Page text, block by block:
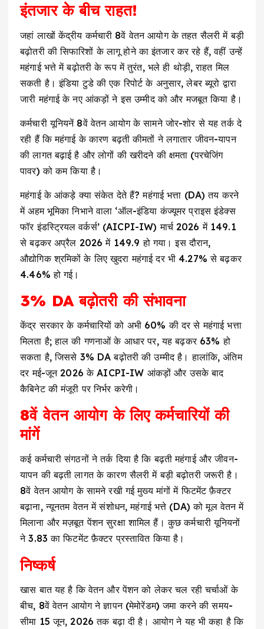
इंतजार के बीच राहत!
जहां लाखों केंद्रीय कर्मचारी 8वें वेतन आयोग के तहत सैलरी में बड़ी
बढ़ोतरी की सिफारिशों के लागू होने का इंतजार कर रहे हैं, वहीं उन्हें
महंगाई भत्ते में बढ़ोतरी के रूप में तुरंत, भले ही थोड़ी, राहत मिल
सकती है। इंडिया टुडे की एक रिपोर्ट के अनुसार, लेबर ब्यूरो द्वारा
जारी महंगाई के नए आंकड़ों ने इस उम्मीद को और मजबूत किया है।
कर्मचारी यूनियनें 8वें वेतन आयोग के सामने जोर-शोर से यह तर्क दे
रही हैं कि महंगाई के कारण बढ़ती कीमतों ने लगातार जीवन-यापन
की लागत बढ़ाई है और लोगों की खरीदने की क्षमता (परचेजिंग
पावर) को कम किया है।
महंगाई के आंकड़े क्या संकेत देते हैं? महंगाई भत्ता (DA) तय करने
में अहम भूमिका निभाने वाला ‘ऑल-इंडिया कंज्यूमर प्राइस इंडेक्स
फॉर इंडस्ट्रियल वर्कर्स’ (AICPI-IW) मार्च 2026 में 149.1
से बढ़कर अप्रैल 2026 में 149.9 हो गया। इस दौरान,
औद्योगिक श्रमिकों के लिए खुदरा महंगाई दर भी 4.27% से बढ़कर
4.46% हो गई।
3% DA बढ़ोतरी की संभावना
केंद्र सरकार के कर्मचारियों को अभी 60% की दर से महंगाई भत्ता
मिलता है; हाल की गणनाओं के आधार पर, यह बढ़कर 63% हो
सकता है, जिससे 3% DA बढ़ोतरी की उम्मीद है। हालांकि, अंतिम
दर मई-जून 2026 के AICPI-IW आंकड़ों और उसके बाद
कैबिनेट की मंजूरी पर निर्भर करेगी।
8वें वेतन आयोग के लिए कर्मचारियों की
मांगें
कई कर्मचारी संगठनों ने तर्क दिया है कि बढ़ती महंगाई और जीवन-
यापन की बढ़ती लागत के कारण सैलरी में बड़ी बढ़ोतरी जरूरी है।
8वें वेतन आयोग के सामने रखी गई मुख्य मांगों में फिटमेंट फ़ैक्टर
बढ़ाना, न्यूनतम वेतन में संशोधन, महंगाई भत्ते (DA) को मूल वेतन में
मिलाना और मज़बूत पेंशन सुरक्षा शामिल हैं। कुछ कर्मचारी यूनियनों
ने 3.83 का फिटमेंट फ़ैक्टर प्रस्तावित किया है।
निष्कर्ष
खास बात यह है कि वेतन और पेंशन को लेकर चल रही चर्चाओं के
बीच, 8वें वेतन आयोग ने ज्ञापन (मेमोरेंडम) जमा करने की समय-
सीमा 15 जून, 2026 तक बढ़ा दी है। आयोग ने यह भी कहा है कि